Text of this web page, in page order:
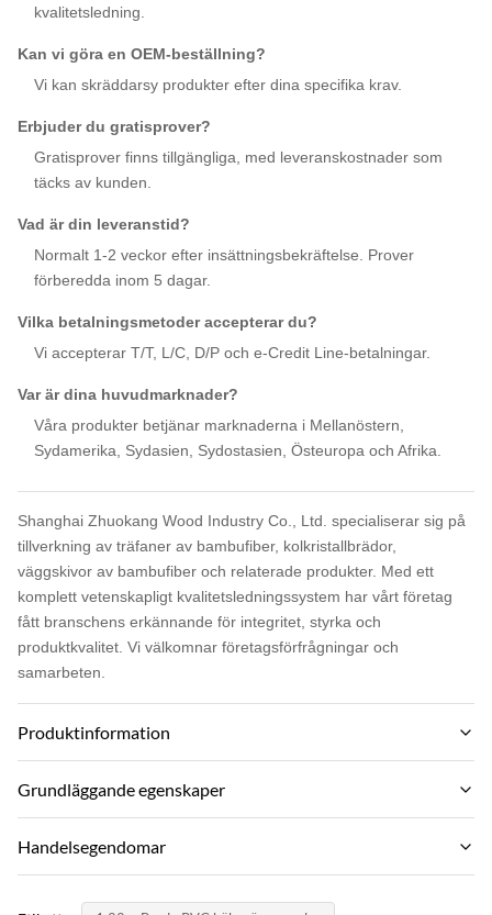
kvalitetsledning.
Kan vi göra en OEM-beställning?
Vi kan skräddarsy produkter efter dina specifika krav.
Erbjuder du gratisprover?
Gratisprover finns tillgängliga, med leveranskostnader som
täcks av kunden.
Vad är din leveranstid?
Normalt 1-2 veckor efter insättningsbekräftelse. Prover
förberedda inom 5 dagar.
Vilka betalningsmetoder accepterar du?
Vi accepterar T/T, L/C, D/P och e-Credit Line-betalningar.
Var är dina huvudmarknader?
Våra produkter betjänar marknaderna i Mellanöstern,
Sydamerika, Sydasien, Sydostasien, Östeuropa och Afrika.
Shanghai Zhuokang Wood Industry Co., Ltd. specialiserar sig på
tillverkning av träfaner av bambufiber, kolkristallbrädor,
väggskivor av bambufiber och relaterade produkter. Med ett
komplett vetenskapligt kvalitetsledningssystem har vårt företag
fått branschens erkännande för integritet, styrka och
produktkvalitet. Vi välkomnar företagsförfrågningar och
samarbeten.
Produktinformation
Material:
Color:
Grundläggande egenskaper
Varumärke:
Handelsegendomar